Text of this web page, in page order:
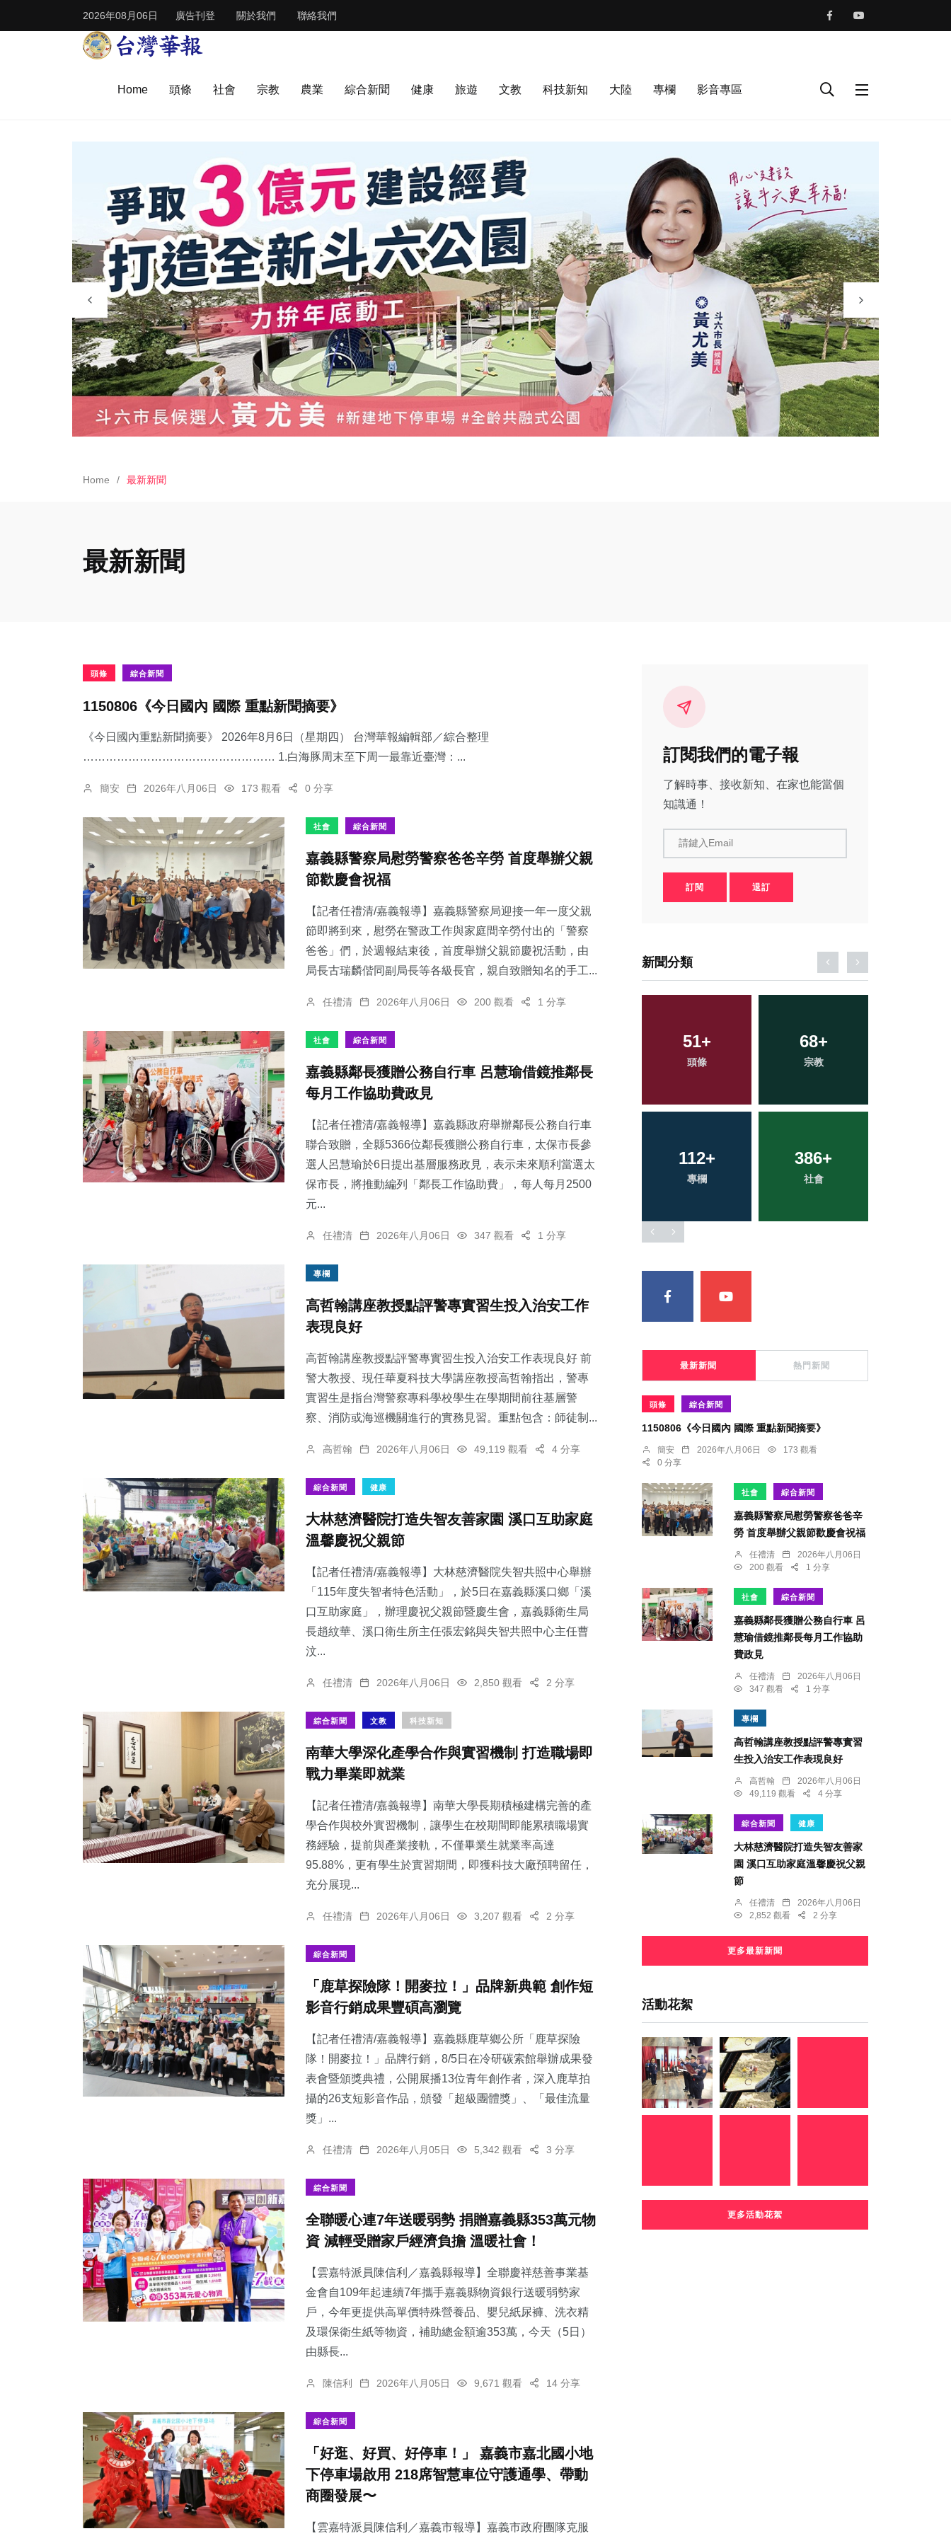
2026年08月06日 廣告刊登 關於我們 聯絡我們
Home 頭條 社會 宗教 農業 綜合新聞 健康 旅遊 文教 科技新知 大陸 專欄 影音專區
Home 最新新聞
最新新聞
頭條 綜合新聞
1150806《今日國內 國際 重點新聞摘要》
《今日國內重點新聞摘要》 2026年8月6日（星期四） 台灣華報編輯部／綜合整理
…………………………………………… 1.​白海豚周末至下周一最靠近臺灣：...
簡安 2026年八月06日 173 觀看 0 分享
社會 綜合新聞
嘉義縣警察局慰勞警察爸爸辛勞 首度舉辦父親
節歡慶會祝福
【記者任禮清/嘉義報導】嘉義縣警察局迎接一年一度父親
節即將到來，慰勞在警政工作與家庭間辛勞付出的「警察
爸爸」們，於週報結束後，首度舉辦父親節慶祝活動，由
局長古瑞麟偕同副局長等各級長官，親自致贈知名的手工...
任禮清 2026年八月06日 200 觀看 1 分享
社會 綜合新聞
嘉義縣鄰長獲贈公務自行車 呂慧瑜借鏡推鄰長
每月工作協助費政見
【記者任禮清/嘉義報導】嘉義縣政府舉辦鄰長公務自行車
聯合致贈，全縣5366位鄰長獲贈公務自行車，太保市長參
選人呂慧瑜於6日提出基層服務政見，表示未來順利當選太
保市長，將推動編列「鄰長工作協助費」，每人每月2500
元...
任禮清 2026年八月06日 347 觀看 1 分享
專欄
高哲翰講座教授點評警專實習生投入治安工作
表現良好
高哲翰講座教授點評警專實習生投入治安工作表現良好 前
警大教授、現任華夏科技大學講座教授高哲翰指出，警專
實習生是指台灣警察專科學校學生在學期間前往基層警
察、消防或海巡機關進行的實務見習。重點包含：師徒制...
高哲翰 2026年八月06日 49,119 觀看 4 分享
綜合新聞 健康
大林慈濟醫院打造失智友善家園 溪口互助家庭
溫馨慶祝父親節
【記者任禮清/嘉義報導】大林慈濟醫院失智共照中心舉辦
「115年度失智者特色活動」，於5日在嘉義縣溪口鄉「溪
口互助家庭」，辦理慶祝父親節暨慶生會，嘉義縣衛生局
長趙紋華、溪口衛生所主任張宏銘與失智共照中心主任曹
汶...
任禮清 2026年八月06日 2,850 觀看 2 分享
綜合新聞 文教 科技新知
南華大學深化產學合作與實習機制 打造職場即
戰力畢業即就業
【記者任禮清/嘉義報導】南華大學長期積極建構完善的產
學合作與校外實習機制，讓學生在校期間即能累積職場實
務經驗，提前與產業接軌，不僅畢業生就業率高達
95.88%，更有學生於實習期間，即獲科技大廠預聘留任，
充分展現...
任禮清 2026年八月06日 3,207 觀看 2 分享
綜合新聞
「鹿草探險隊！開麥拉！」品牌新典範 創作短
影音行銷成果豐碩高瀏覽
【記者任禮清/嘉義報導】嘉義縣鹿草鄉公所「鹿草探險
隊！開麥拉！」品牌行銷，8/5日在冷研碳索館舉辦成果發
表會暨頒獎典禮，公開展播13位青年創作者，深入鹿草拍
攝的26支短影音作品，頒發「超級團體獎」、「最佳流量
獎」...
任禮清 2026年八月05日 5,342 觀看 3 分享
綜合新聞
全聯暖心連7年送暖弱勢 捐贈嘉義縣353萬元物
資 減輕受贈家戶經濟負擔 溫暖社會！
【雲嘉特派員陳信利／嘉義縣報導】全聯慶祥慈善事業基
金會自109年起連續7年攜手嘉義縣物資銀行送暖弱勢家
戶，今年更提供高單價特殊營養品、嬰兒紙尿褲、洗衣精
及環保衛生紙等物資，補助總金額逾353萬，今天（5日）
由縣長...
陳信利 2026年八月05日 9,671 觀看 14 分享
綜合新聞
「好逛、好買、好停車！」 嘉義市嘉北國小地
下停車場啟用 218席智慧車位守護通學、帶動
商圈發展〜
【雲嘉特派員陳信利／嘉義市報導】嘉義市政府團隊克服
訂閱我們的電子報
了解時事、接收新知、在家也能當個
知識通！
請鍵入Email
訂閱 退訂
新聞分類
208+
健康
158+
旅遊
73 +
農業
229+
文教
2+
大陸
頭條
112+
專欄
386
社會
33+
科技新知
204+
健康
692+
綜合新聞
158+
旅遊
最新新聞 熱門新聞
頭條 綜合新聞
1150806《今日國內 國際 重點新聞摘要》
簡安 2026年八月06日
173 觀看
0 分享
社會 綜合新聞
嘉義縣警察局慰勞警察爸爸辛
勞 首度舉辦父親節歡慶會祝福
任禮清
2026年八月06日
200 觀看
1 分享
社會 綜合新聞
嘉義縣鄰長獲贈公務自行車 呂
慧瑜借鏡推鄰長每月工作協助
費政見
任禮清
2026年八月06日
347 觀看
1 分享
專欄
高哲翰講座教授點評警專實習
生投入治安工作表現良好
高哲翰
2026年八月06日
49,119 觀看
4 分享
綜合新聞 健康
大林慈濟醫院打造失智友善家
園 溪口互助家庭溫馨慶祝父親
節
任禮清
2026年八月06日
2,852 觀看
2 分享
更多最新新聞
活動花絮
更多活動花絮